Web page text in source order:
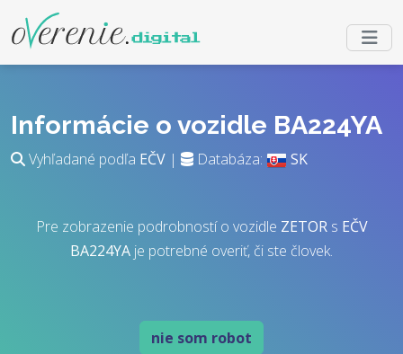
Informácie o vozidle BA224YA
Vyhľadané podľa EČV | Databáza: SK
Pre zobrazenie podrobností o vozidle ZETORs EČV
BA224YA je potrebné overiť, či ste človek.
nie som robot